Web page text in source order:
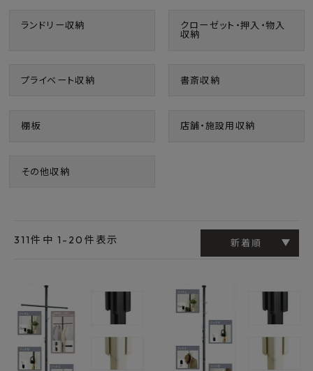
最近チェックした商品
メーカーから選ぶ
ご利用ガイド
お問い合わせ
特定商取引法について
プライバシーポリシー
ランドリー収納
クローゼット・押入・物入
収納
プライベート収納 書斎収納
棚板 店舗・施設用収納
その他収納
新着順
311件中 1 - 20 件表示